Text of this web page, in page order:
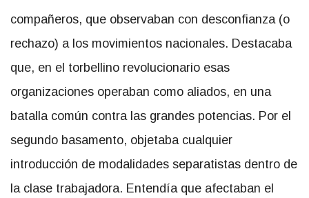
compañeros, que observaban con desconfianza (o
rechazo) a los movimientos nacionales. Destacaba
que, en el torbellino revolucionario esas
organizaciones operaban como aliados, en una
batalla común contra las grandes potencias. Por el
segundo basamento, objetaba cualquier
introducción de modalidades separatistas dentro de
la clase trabajadora. Entendía que afectaban el